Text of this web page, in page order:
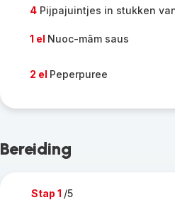
4Pijpajuintjes in stukken
1 el Nuoc-mâm saus
2 el Peperpuree
Bereiding
Stap 1 /5